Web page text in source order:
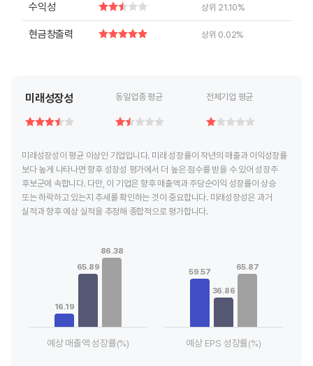
수익성 상위 21.10%
현금창출력 상위 0.02%
미래성장성 동일업종 평균 전체기업 평균
미래성장성이 평균 이상인 기업입니다. 미래 성장률이 작년의 매출과 이익성장률
보다 높게 나타나면 향후 성장성 평가에서 더 높은 점수를 받을 수 있어 성장주
후보군에 속합니다. 다만, 이 기업은 향후 매출액과 주당순이익 성장률이 상승
또는 하락하고 있는지 추세를 확인하는 것이 중요합니다. 미래성장성은 과거
실적과 향후 예상 실적을 추정해 종합적으로 평가합니다.
View as data table, Chart
The chart has 1 X axis displaying categories.
The chart has 1 Y axis displaying values. Data ranges from
16.19
65.89
86.38
예상 매출액 성장률(%)
The chart has 1 X axis
The chart has 1 Y axis
59.57
36.86
65.87
예상 EPS 성장률(%)